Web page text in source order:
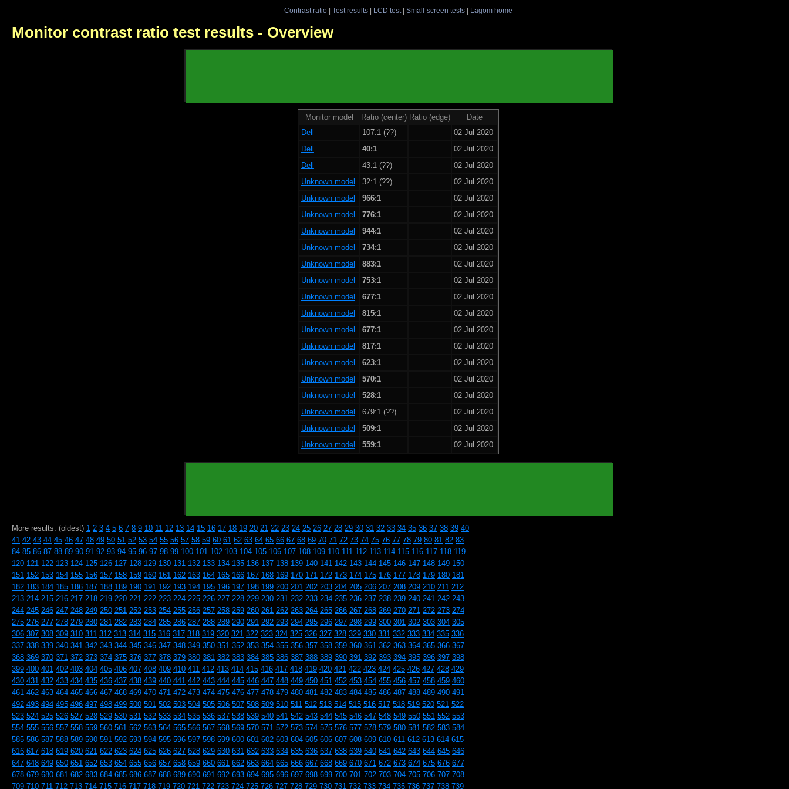
Contrast ratio| Test results| LCD test| Small-screen tests| Lagom home
Monitor contrast ratio test results - Overview
Monitor model Ratio (center) Ratio (edge)
Date
Dell
107:1 (??)
02 Jul 2020
Dell
40:1
02 Jul 2020
Dell
43:1 (??)
02 Jul 2020
Unknown model
32:1 (??)
02 Jul 2020
Unknown model
966:1
02 Jul 2020
Unknown model
776:1
02 Jul 2020
Unknown model
944:1
02 Jul 2020
Unknown model
734:1
02 Jul 2020
Unknown model
883:1
02 Jul 2020
Unknown model
753:1
02 Jul 2020
Unknown model
677:1
02 Jul 2020
Unknown model
815:1
02 Jul 2020
Unknown model
677:1
02 Jul 2020
Unknown model
817:1
02 Jul 2020
Unknown model
623:1
02 Jul 2020
Unknown model
570:1
02 Jul 2020
Unknown model
528:1
02 Jul 2020
Unknown model
679:1 (??)
02 Jul 2020
Unknown model
509:1
02 Jul 2020
Unknown model
559:1 02 Jul 2020
More results: (oldest) 1 2 3 4 5 6 7 8 9 10 11 12 13 14 15 16 17 18 19 20 21 22 23 24 25 26 27 28 29 30 31 32 33 34 35 36 37 38 39 40
41 42 43 44 45 46 47 48 49 50 51 52 53 54 55 56 57 58 59 60 61 62 63 64 65 66 67 68 69 70 71 72 73 74 75 76 77 78 79 80 81 82 83
84 85 86 87 88 89 90 91 92 93 94 95 96 97 98 99 100 101 102 103 104 105 106 107 108 109 110 111 112 113 114 115 116 117 118 119
120 121 122 123 124 125 126 127 128 129 130 131 132 133 134 135 136 137 138 139 140 141 142 143 144 145 146 147 148 149 150
151 152 153 154 155 156 157 158 159 160 161 162 163 164 165 166 167 168 169 170 171 172 173 174 175 176 177 178 179 180 181
182 183 184 185 186 187 188 189 190 191 192 193 194 195 196 197 198 199 200 201 202 203 204 205 206 207 208 209 210 211 212
213 214 215 216 217 218 219 220 221 222 223 224 225 226 227 228 229 230 231 232 233 234 235 236 237 238 239 240 241 242 243
244 245 246 247 248 249 250 251 252 253 254 255 256 257 258 259 260 261 262 263 264 265 266 267 268 269 270 271 272 273 274
275 276 277 278 279 280 281 282 283 284 285 286 287 288 289 290 291 292 293 294 295 296 297 298 299 300 301 302 303 304 305
306 307 308 309 310 311 312 313 314 315 316 317 318 319 320 321 322 323 324 325 326 327 328 329 330 331 332 333 334 335 336
337 338 339 340 341 342 343 344 345 346 347 348 349 350 351 352 353 354 355 356 357 358 359 360 361 362 363 364 365 366 367
368 369 370 371 372 373 374 375 376 377 378 379 380 381 382 383 384 385 386 387 388 389 390 391 392 393 394 395 396 397 398
399 400 401 402 403 404 405 406 407 408 409 410 411 412 413 414 415 416 417 418 419 420 421 422 423 424 425 426 427 428 429
430 431 432 433 434 435 436 437 438 439 440 441 442 443 444 445 446 447 448 449 450 451 452 453 454 455 456 457 458 459 460
461 462 463 464 465 466 467 468 469 470 471 472 473 474 475 476 477 478 479 480 481 482 483 484 485 486 487 488 489 490 491
492 493 494 495 496 497 498 499 500 501 502 503 504 505 506 507 508 509 510 511 512 513 514 515 516 517 518 519 520 521 522
523 524 525 526 527 528 529 530 531 532 533 534 535 536 537 538 539 540 541 542 543 544 545 546 547 548 549 550 551 552 553
554 555 556 557 558 559 560 561 562 563 564 565 566 567 568 569 570 571 572 573 574 575 576 577 578 579 580 581 582 583 584
585 586 587 588 589 590 591 592 593 594 595 596 597 598 599 600 601 602 603 604 605 606 607 608 609 610 611 612 613 614 615
616 617 618 619 620 621 622 623 624 625 626 627 628 629 630 631 632 633 634 635 636 637 638 639 640 641 642 643 644 645 646
647 648 649 650 651 652 653 654 655 656 657 658 659 660 661 662 663 664 665 666 667 668 669 670 671 672 673 674 675 676 677
678 679 680 681 682 683 684 685 686 687 688 689 690 691 692 693 694 695 696 697 698 699 700 701 702 703 704 705 706 707 708
709 710 711 712 713 714 715 716 717 718 719 720 721 722 723 724 725 726 727 728 729 730 731 732 733 734 735 736 737 738 739